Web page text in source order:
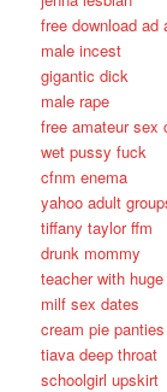
free download ad
male incest
gigantic dick
male rape
free amateur sex
wet pussy fuck
cfnm enema
yahoo adult
tiffany taylor ffm
drunk mommy
teacher with
milf sex dates
cream pie panties
tiava deep throat
schoolgirl upskirt